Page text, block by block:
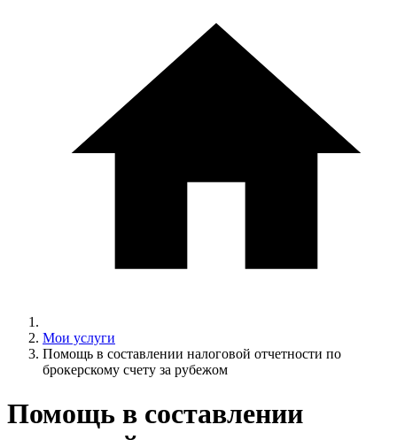
Мои услуги
Помощь в составлении налоговой отчетности по
брокерскому счету за рубежом
Помощь в составлении